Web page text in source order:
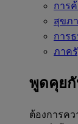
การ
สุขภ
การ
ภาค
พูดคุยกั
ต้องการค